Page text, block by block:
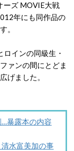
ーズ MOVIE大戦
年にも同作品の
。
インの同級生・
ァンの間にとどま
げました。
暴露本の内容
清水富美加の事